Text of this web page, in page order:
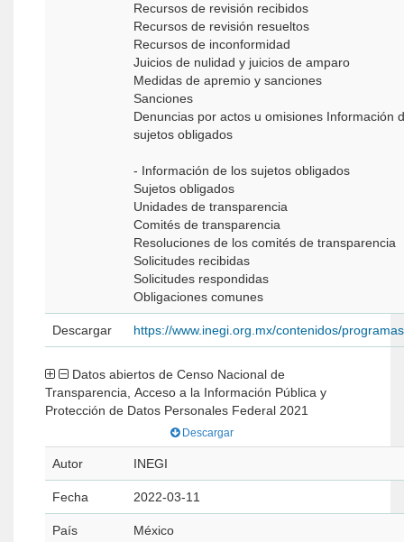
Recursos de revisión recibidos
Recursos de revisión resueltos
Recursos de inconformidad
Juicios de nulidad y juicios de amparo
Medidas de apremio y sanciones
Sanciones
Denuncias por actos u omisiones Información
sujetos obligados
- Información de los sujetos obligados
Sujetos obligados
Unidades de transparencia
Comités de transparencia
Resoluciones de los comités de transparencia
Solicitudes recibidas
Solicitudes respondidas
Obligaciones comunes
Descargar https://www.inegi.org.mx/contenidos/
Transparencia, Acceso a la Información Pública y
Protección de Datos Personales Federal 2021
Descargar
Autor INEGI
Fecha 2022-03-11
País México